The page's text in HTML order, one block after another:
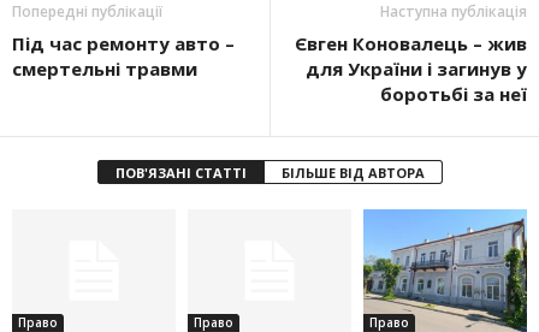
Попередні публікації
Під час ремонту авто –
смертельні травми
Наступна публікація
Євген Коновалець – жив
для України і загинув у
боротьбі за неї
ПОВ'ЯЗАНІ СТАТТІ БІЛЬШЕ ВІД АВТОРА
Право Право Право